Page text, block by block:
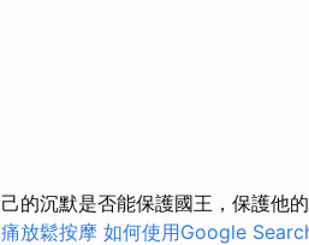
己的沉默是否能保護國王，保護他
痛放鬆按摩 如何使用Google